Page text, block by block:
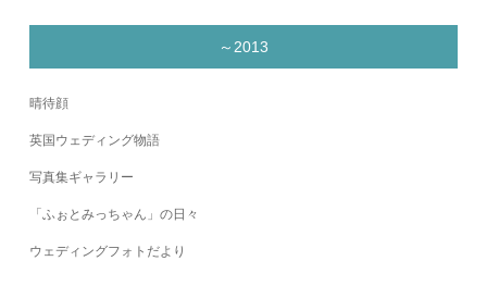
～2013
晴待顔
英国ウェディング物語
写真集ギャラリー
「ふぉとみっちゃん」の日々
ウェディングフォトだより